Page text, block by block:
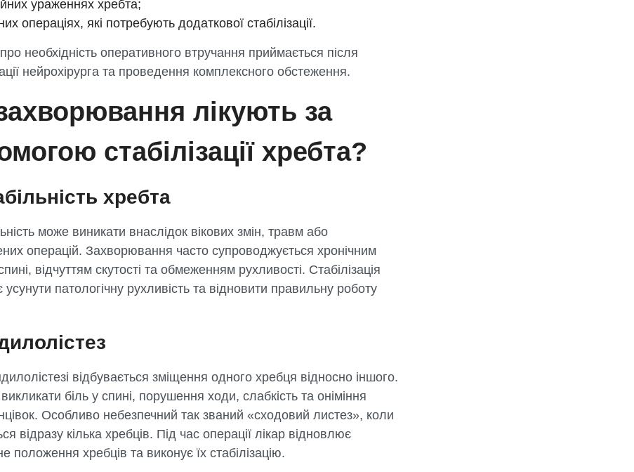
ураженнях хребта;
операціях, які потребують додаткової стабілізації.
необхідність оперативного втручання приймається після
нейрохірурга та проведення комплексного обстеження.
лікують за
стабілізації хребта?
хребта
може виникати внаслідок вікових змін, травм або
операцій. Захворювання часто супроводжується хронічним
відчуттям скутості та обмеженням рухливості. Стабілізація
патологічну рухливість та відновити правильну роботу
відбувається зміщення одного хребця відносно іншого.
біль у спині, порушення ходи, слабкість та оніміння
Особливо небезпечний так званий «сходовий листез», коли
відразу кілька хребців. Під час операції лікар відновлює
положення хребців та виконує їх стабілізацію.